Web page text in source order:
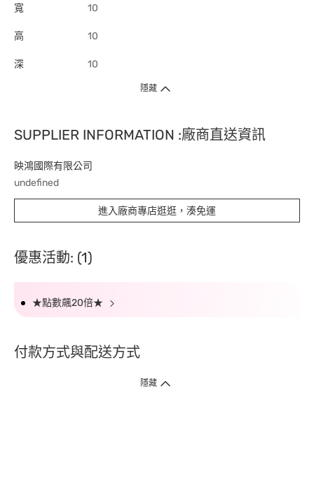
寬 10
高 10
深 10
隱藏
SUPPLIER INFORMATION :廠商直送資訊
映鴻國際有限公司
undefined
進入廠商專店逛逛，湊免運
優惠活動: (1)
★點數飆20倍★
付款方式與配送方式
隱藏